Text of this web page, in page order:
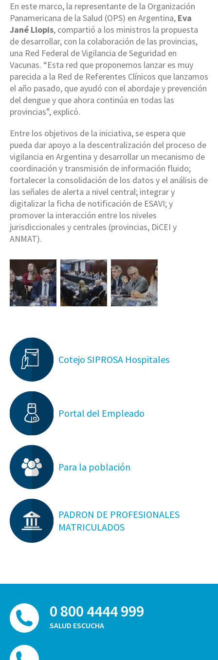
En este marco, la representante de la Organización
Panamericana de la Salud (OPS) en Argentina, Eva
Jané Llopis, compartió a los ministros la propuesta
de desarrollar, con la colaboración de las provincias,
una Red Federal de Vigilancia de Seguridad en
Vacunas. “Esta red que proponemos lanzar es muy
parecida a la Red de Referentes Clínicos que lanzamos
el año pasado, que ayudó con el abordaje y prevención
del dengue y que ahora continúa en todas las
provincias”, explicó.
Entre los objetivos de la iniciativa, se espera que
pueda dar apoyo a la descentralización del proceso de
vigilancia en Argentina y desarrollar un mecanismo de
coordinación y transmisión de información fluido;
fortalecer la consolidación de los datos y el análisis de
las señales de alerta a nivel central; integrar y
digitalizar la ficha de notificación de ESAVI; y
promover la interacción entre los niveles
jurisdiccionales y centrales (provincias, DiCEI y
ANMAT).
Cotejo SIPROSA Hospitales
Portal del Empleado
Para la población
PADRON DE PROFESIONALES
MATRICULADOS
0 800 4444 999
SALUD ESCUCHA